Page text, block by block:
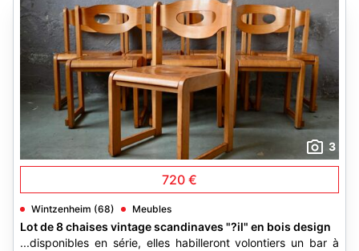
3
720 €
Wintzenheim (68) Meubles
Lot de 8 chaises vintage scandinaves "?il" en bois design
...disponibles en série, elles habilleront volontiers un bar à